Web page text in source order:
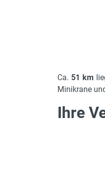
Ca. 51 km
Minikrane
Ihre